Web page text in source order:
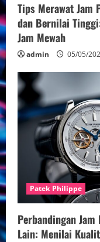
Tips Merawat Jam
dan Bernilai
Jam Mewah
admin 05/05/
Patek Philippe
Perbandingan
Lain: Menilai